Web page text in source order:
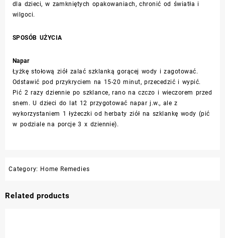
dla dzieci, w zamkniętych opakowaniach, chronić od światła i
wilgoci.
SPOSÓB UŻYCIA
Napar
Łyżkę stołową ziół zalać szklanką gorącej wody i zagotować.
Odstawić pod przykryciem na 15-20 minut, przecedzić i wypić.
Pić 2 razy dziennie po szklance, rano na czczo i wieczorem przed
snem. U dzieci do lat 12 przygotować napar j.w., ale z
wykorzystaniem 1 łyżeczki od herbaty ziół na szklankę wody (pić
w podziale na porcje 3 x dziennie).
Category: Home Remedies
Related products